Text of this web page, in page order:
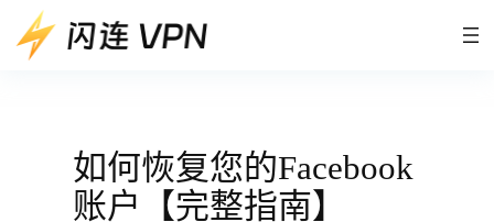
至
如何恢复您的Facebook
账户【完整指南】